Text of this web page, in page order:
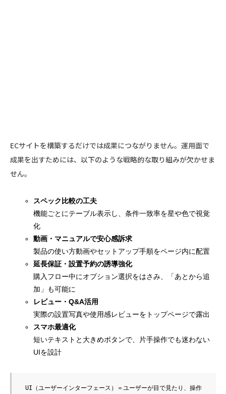
ECサイトを構築するだけでは成果につながりません。運用面で
成果を出すためには、以下のような戦略的な取り組みが欠かせま
せん。
スペック比較の工夫
機能ごとにテーブル表示し、条件一致率を星や色で視覚
化
動画・マニュアルで安心感訴求
製品の使い方動画やセットアップ手順をページ内に配置
延長保証・設置予約の誘導強化
購入フロー中にオプション選択をはさみ、「あとから追
加」も可能に
レビュー・Q&A活用
実際の設置写真や使用感レビューをトップページで露出
スマホ最適化
短いテキストと大きめボタンで、片手操作でも迷わない
UIを設計